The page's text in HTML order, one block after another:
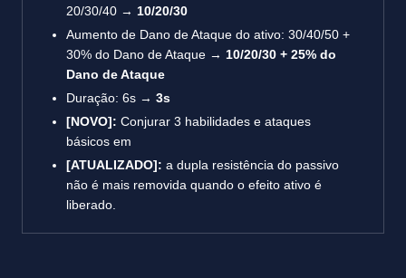
20/30/40 → 10/20/30
Aumento de Dano de Ataque do ativo: 30/40/50 +
30% do Dano de Ataque → 10/20/30 + 25% do
Dano de Ataque
Duração: 6s → 3s
[NOVO]: Conjurar 3 habilidades e ataques
básicos em
[ATUALIZADO]: a dupla resistência do passivo
não é mais removida quando o efeito ativo é
liberado.